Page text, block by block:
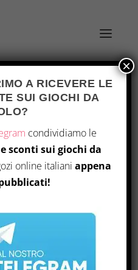
A RICEVERE LE
SUI GIOCHI DA
condividiamo le
sconti sui giochi da
online italiani appena
×